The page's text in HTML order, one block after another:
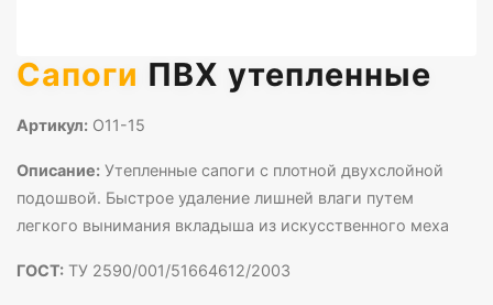
Сапоги ПВХ утепленные
Артикул: О11-15
Описание: Утепленные сапоги с плотной двухслойной
подошвой. Быстрое удаление лишней влаги путем
легкого вынимания вкладыша из искусственного меха
ГОСТ: ТУ 2590/001/51664612/2003